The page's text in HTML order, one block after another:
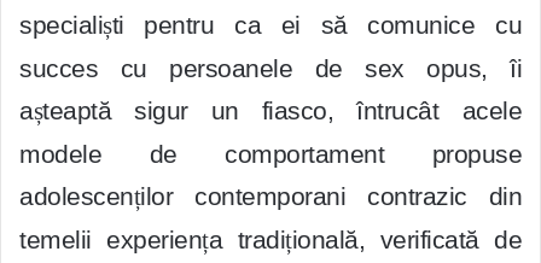
specialiști pentru ca ei să comunice cu
succes cu persoanele de sex opus, îi
așteaptă sigur un fiasco, întrucât acele
modele de comportament propuse
adolescenților contemporani contrazic din
temelii experiența tradițională, verificată de